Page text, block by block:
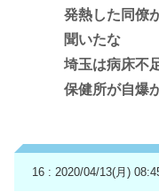
発熱した同僚
聞いたな
埼玉は病床不
保健所が自爆
16 : 2020/04/13(月)